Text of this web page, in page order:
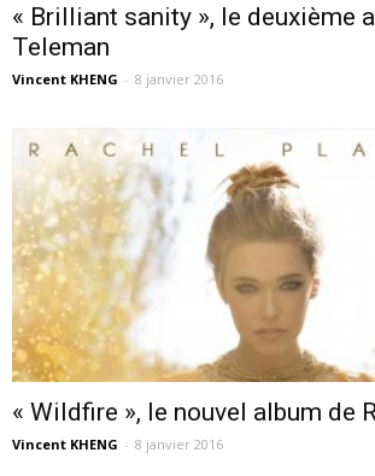
« Brilliant sanity », le deuxième
Teleman
Vincent KHENG - 8 janvier 2016
« Wildfire », le nouvel album de
Vincent KHENG - 8 janvier 2016